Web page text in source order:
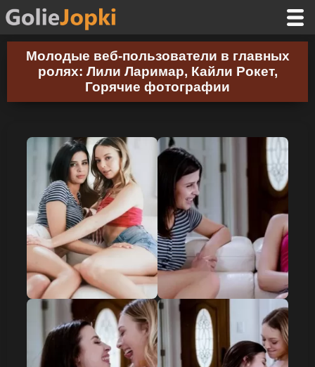
Молодые веб-пользователи в главных
ролях: Лили Ларимар, Кайли Рокет,
Горячие фотографии